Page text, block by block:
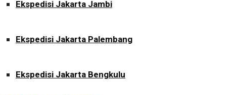
Ekspedisi Jakarta Jambi
Ekspedisi Jakarta Palembang
Ekspedisi Jakarta Bengkulu